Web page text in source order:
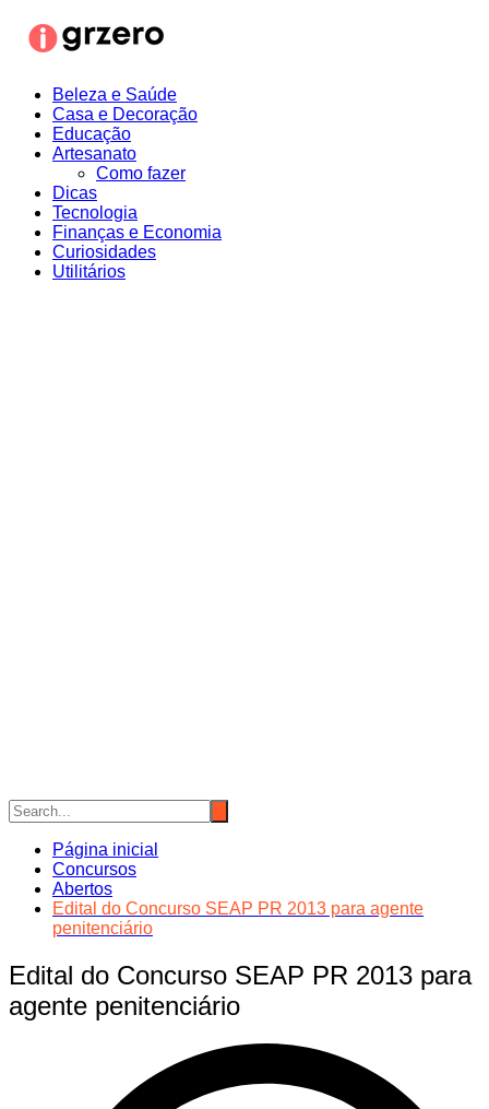
para
Beleza e Saúde
Casa e Decoração
Educação
Artesanato
Como fazer
Dicas
Tecnologia
Finanças e Economia
Curiosidades
Utilitários
Página inicial
Concursos
Abertos
Edital do Concurso SEAP PR 2013 para agente
penitenciário
Edital do Concurso SEAP PR 2013 para
agente penitenciário